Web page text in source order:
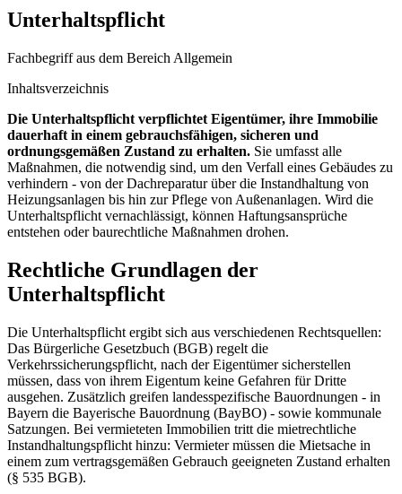
Unterhaltspflicht
Fachbegriff aus dem Bereich Allgemein
Inhaltsverzeichnis
Die Unterhaltspflicht verpflichtet Eigentümer, ihre Immobilie
dauerhaft in einem gebrauchsfähigen, sicheren und
ordnungsgemäßen Zustand zu erhalten. Sie umfasst alle
Maßnahmen, die notwendig sind, um den Verfall eines Gebäudes zu
verhindern - von der Dachreparatur über die Instandhaltung von
Heizungsanlagen bis hin zur Pflege von Außenanlagen. Wird die
Unterhaltspflicht vernachlässigt, können Haftungsansprüche
entstehen oder baurechtliche Maßnahmen drohen.
Rechtliche Grundlagen der
Unterhaltspflicht
Die Unterhaltspflicht ergibt sich aus verschiedenen Rechtsquellen:
Das Bürgerliche Gesetzbuch (BGB) regelt die
Verkehrssicherungspflicht, nach der Eigentümer sicherstellen
müssen, dass von ihrem Eigentum keine Gefahren für Dritte
ausgehen. Zusätzlich greifen landesspezifische Bauordnungen - in
Bayern die Bayerische Bauordnung (BayBO) - sowie kommunale
Satzungen. Bei vermieteten Immobilien tritt die mietrechtliche
Instandhaltungspflicht hinzu: Vermieter müssen die Mietsache in
einem zum vertragsgemäßen Gebrauch geeigneten Zustand erhalten
(§ 535 BGB).